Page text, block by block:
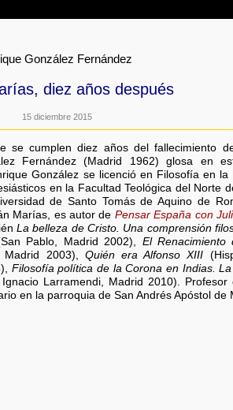
González Fernández
diez años después
15 diciembre 2015
se cumplen diez años del fallecimiento
Fernández (Madrid 1962) glosa en
González se licenció en Filosofía en la
en la Facultad Teológica del Norte
de Santo Tomás de Aquino de
Marías, es autor de Pensar España con
La belleza de Cristo. Una comprensión
Pablo, Madrid 2002), El
Madrid 2003), Quién era Alfonso XIII
Filosofía política de la Corona en Indias.
Larramendi, Madrid 2010).
en la parroquia de San Andrés Apóstol de